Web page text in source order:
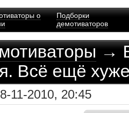
о
Подборки
демотиваторов
→
Всё ещё
11-2010, 20:45